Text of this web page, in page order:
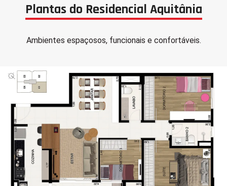
Plantas do Residencial Aquitânia
Ambientes espaçosos, funcionais e confortáveis.